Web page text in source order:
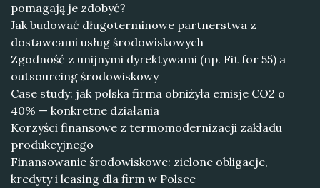
pomagają je zdobyć?
Jak budować długoterminowe partnerstwa z
dostawcami usług środowiskowych
Zgodność z unijnymi dyrektywami (np. Fit for 55) a
outsourcing środowiskowy
Case study: jak polska firma obniżyła emisje CO2 o
40% — konkretne działania
Korzyści finansowe z termomodernizacji zakładu
produkcyjnego
Finansowanie środowiskowe: zielone obligacje,
kredyty i leasing dla firm w Polsce